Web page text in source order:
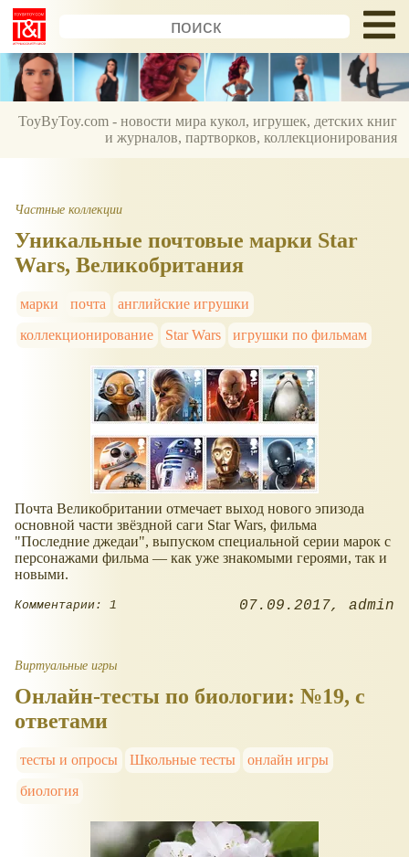
ToyByToy.com - новости мира кукол, игрушек, детских книг
и журналов, партворков, коллекционирования
Частные коллекции
Уникальные почтовые марки Star
Wars, Великобритания
марки почта
английские игрушки
коллекционирование
Star Wars игрушки по фильмам
Почта Великобритании отмечает выход нового эпизода
основной части звёздной саги Star Wars, фильма
"Последние джедаи", выпуском специальной серии марок с
персонажами фильма — как уже знакомыми героями, так и
новыми.
Комментарии: 1 07.09.2017 admin
Виртуальные игры
Онлайн-тесты по биологии: №19, с
ответами
тесты и опросы Школьные тесты
онлайн игры
биология